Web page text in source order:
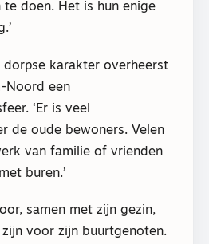
te doen. Het is hun enige
dorpse karakter overheerst
Noord een
‘Er is veel
de oude bewoners. Velen
van familie of vrienden
buren.’
samen met zijn gezin,
voor zijn buurtgenoten.